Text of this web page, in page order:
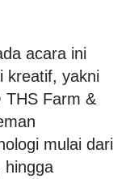
acara ini
kreatif, yakni
THS Farm &
mulai dari
hingga